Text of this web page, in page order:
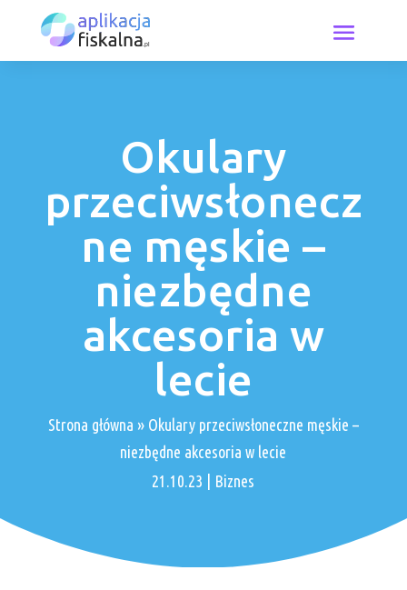
Okulary
przeciwsłonecz
ne męskie –
niezbędne
akcesoria w
lecie
Strona główna » Okulary przeciwsłoneczne męskie –
niezbędne akcesoria w lecie
21.10.23
Biznes